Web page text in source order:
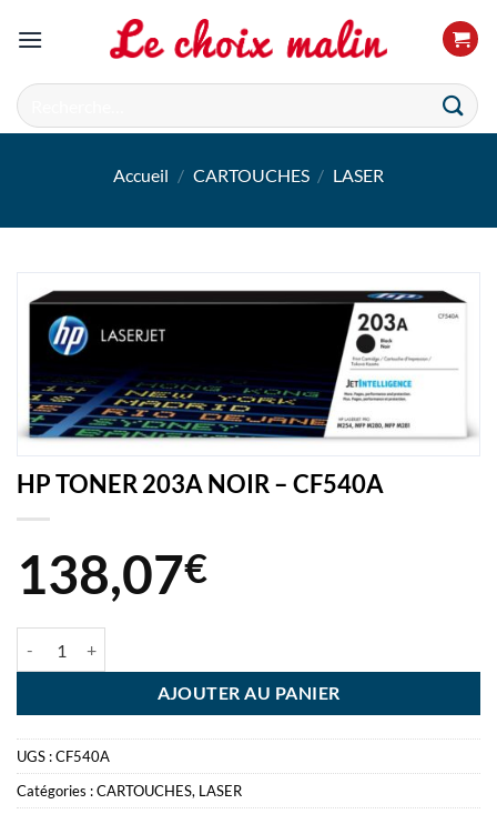
Recherche
pour :
Accueil / CARTOUCHES / LASER
HP TONER 203A NOIR – CF540A
138,07€
AJOUTER AU PANIER
UGS :CF540A
Catégories :CARTOUCHES, LASER